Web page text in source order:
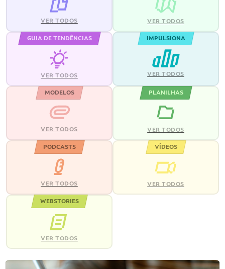
VER TODOS VER TODOS
GUIA DE TENDÊNCIAS
VER TODOS
IMPULSIONA
VER TODOS
MODELOS
VER TODOS
PLANILHAS
VER TODOS
PODCASTS
VER TODOS
VÍDEOS
VER TODOS
WEBSTORIES
VER TODOS